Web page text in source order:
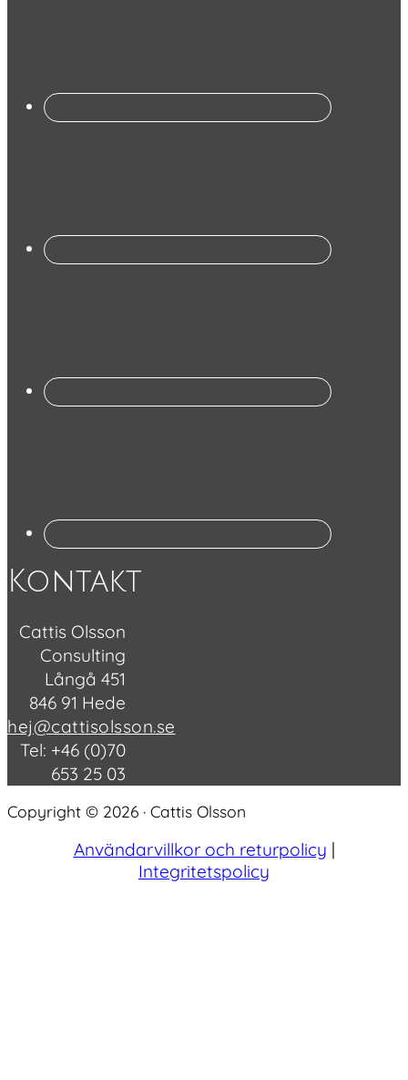
Kontakt
Cattis Olsson
Consulting
Långå 451
846 91 Hede
hej@cattisolsson.se
Tel: +46 (0)70
653 25 03
Copyright © 2026 · Cattis Olsson
Användarvillkor och returpolicy
Integritetspolicy